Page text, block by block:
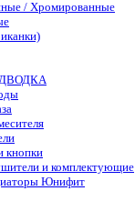
/ Хромированные
кнопки
и комплектующие
Юнифит